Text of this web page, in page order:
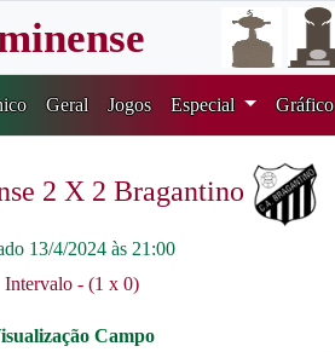
Geral Jogos Especial Gráfico
2 X 2 Bragantino
13/4/2024 às 21:00
Intervalo - (1 x 0)